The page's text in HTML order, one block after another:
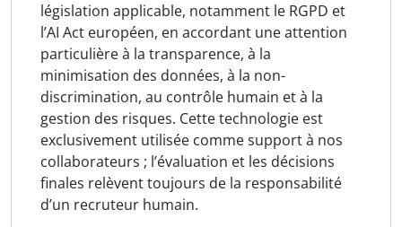
législation applicable, notamment le RGPD et
l’AI Act européen, en accordant une attention
particulière à la transparence, à la
minimisation des données, à la non-
discrimination, au contrôle humain et à la
gestion des risques. Cette technologie est
exclusivement utilisée comme support à nos
collaborateurs ; l’évaluation et les décisions
finales relèvent toujours de la responsabilité
d’un recruteur humain.